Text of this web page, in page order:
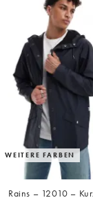
WEITERE FARBEN
Rains – 12010 –